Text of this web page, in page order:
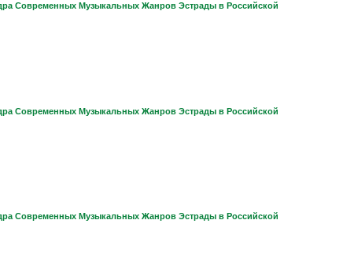
Современных Музыкальных Жанров Эстрады в Российской
Современных Музыкальных Жанров Эстрады в Российской
Современных Музыкальных Жанров Эстрады в Российской